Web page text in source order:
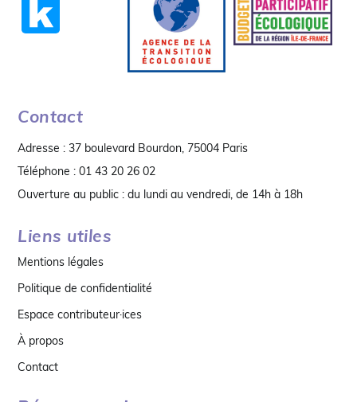
Contact
Adresse : 37 boulevard Bourdon, 75004 Paris
Téléphone : 01 43 20 26 02
Ouverture au public : du lundi au vendredi, de 14h à 18h
Liens utiles
Mentions légales
Politique de confidentialité
Espace contributeur·ices
À propos
Contact